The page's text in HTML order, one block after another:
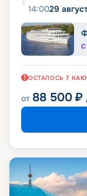
14:0029
ОСТАЛОСЬ 7
от 88 500 ₽